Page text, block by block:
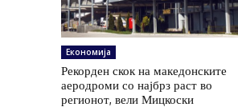
Економија
Рекорден скок на македонските
аеродроми со најбрз раст во
регионот, вели Мицкоски